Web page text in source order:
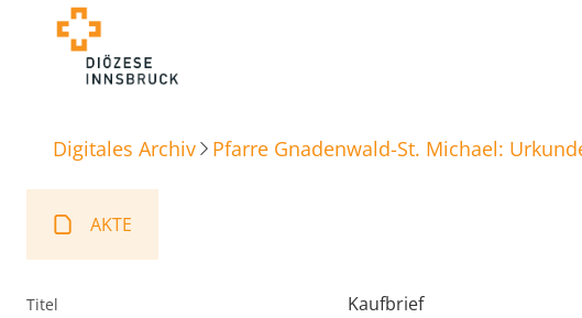
Digitales Archiv Pfarre Gnadenwald-St. Michael:
AKTE
Titel Kaufbrief